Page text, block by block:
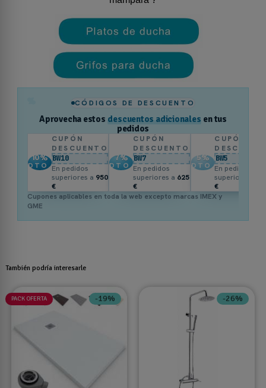
CÓDIGOS DE DESCUENTO
Aprovecha estos descuentos adicionales en tus
pedidos
10%
DTO.
CUPÓN
DESCUENTO
BW10
En pedidos
superiores a 950
€
7%
DTO.
CUPÓN
DESCUENTO
BW7
En pedidos
superiores a 625
€
5%
DTO.
CUPÓN
BW5
En pedidos
superiores a
€
Cupones aplicables en toda la web excepto marcas IMEX y
GME
También podría interesarle
PACK OFERTA -19% -26%